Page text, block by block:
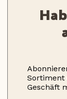
Sortiment
Geschäft